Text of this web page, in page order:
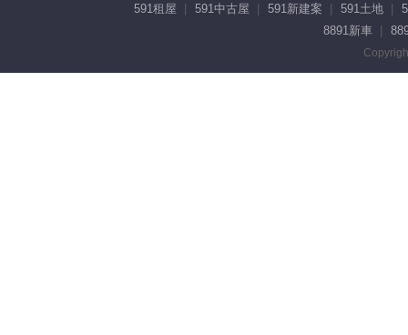
591租屋 591中古屋 591新建案 591土地
8891新車